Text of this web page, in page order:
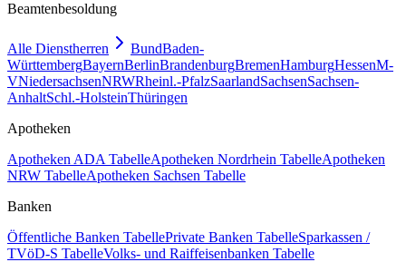
Beamtenbesoldung
Alle Dienstherren BundBaden-
WürttembergBayernBerlinBrandenburgBremenHamburgHessenM-
VNiedersachsenNRWRheinl.-PfalzSaarlandSachsenSachsen-
AnhaltSchl.-HolsteinThüringen
Apotheken
Apotheken ADA TabelleApotheken Nordrhein TabelleApotheken
NRW TabelleApotheken Sachsen Tabelle
Banken
Öffentliche Banken TabellePrivate Banken TabelleSparkassen /
TVöD-S TabelleVolks- und Raiffeisenbanken Tabelle